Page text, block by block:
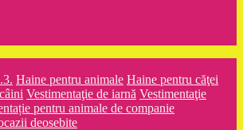
Haine pentru animale Haine pentru căţei
Vestimentaţie de iarnă Vestimentaţie
pentru animale de companie
deosebite